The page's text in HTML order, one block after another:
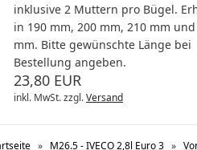
inklusive 2 Muttern pro Bügel.
in 190 mm, 200 mm, 210 mm
mm. Bitte gewünschte Länge bei
Bestellung angeben.
23,80 EUR
inkl. MwSt.zzgl.Versand
» M26.5 - IVECO 2,8l Euro 3 »